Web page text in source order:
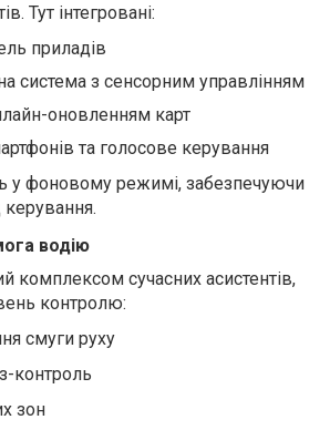
Тут інтегровані:
приладів
система з сенсорним управлінням
оновленням карт
та голосове керування
у фоновому режимі, забезпечуючи
керування.
водію
комплексом сучасних асистентів,
контролю:
смуги руху
контроль
зон